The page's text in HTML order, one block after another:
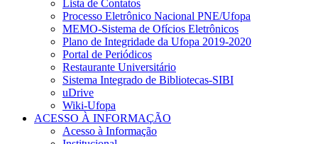
Lista de Contatos
Processo Eletrônico Nacional PNE/Ufopa
MEMO-Sistema de Ofícios Eletrônicos
Plano de Integridade da Ufopa 2019-2020
Portal de Periódicos
Restaurante Universitário
Sistema Integrado de Bibliotecas-SIBI
uDrive
Wiki-Ufopa
ACESSO À INFORMAÇÃO
Acesso à Informação